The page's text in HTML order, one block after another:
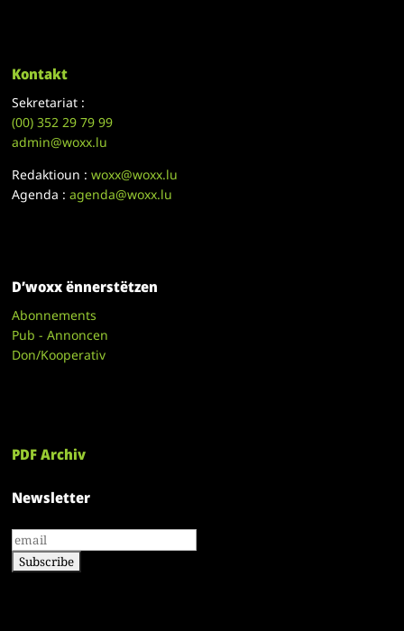
Kontakt
Sekretariat :
(00)352 29 79 99
admin@woxx.lu
Redaktioun :woxx@woxx.lu
Agenda :agenda@woxx.lu
D’woxx ënnerstëtzen
Abonnements
Pub - Annoncen
Don/Kooperativ
PDF Archiv
Newsletter